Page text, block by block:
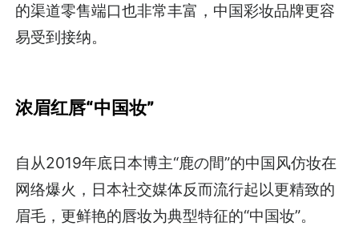
的渠道零售端口也非常丰富，中国彩妆品牌更容
易受到接纳。
浓眉红唇“中国妆”
自从2019年底日本博主“鹿の間”的中国风仿妆在
网络爆火，日本社交媒体反而流行起以更精致的
眉毛，更鲜艳的唇妆为典型特征的“中国妆”。